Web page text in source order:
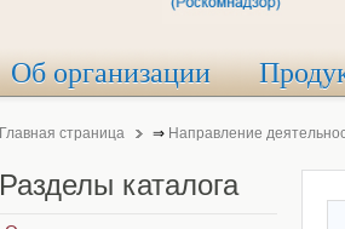
Об организации
Главная страница ⇒ Направление
Разделы каталога